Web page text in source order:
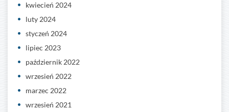
kwiecień 2024
luty 2024
styczeń 2024
lipiec 2023
październik 2022
wrzesień 2022
marzec 2022
wrzesień 2021